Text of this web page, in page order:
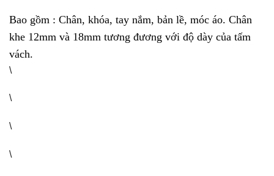
Bao gồm : Chân, khóa, tay nắm, bản lề, móc áo. Chân
khe 12mm và 18mm tương đương với độ dày của tấm
vách.
\
\
\
\